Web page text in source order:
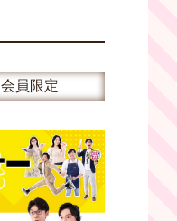
会員限定